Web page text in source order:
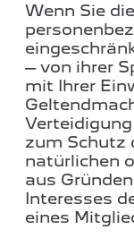
Wenn Sie
– von ihrer
mit Ihrer
zum Schutz
natürlichen
aus
Interesses
eines